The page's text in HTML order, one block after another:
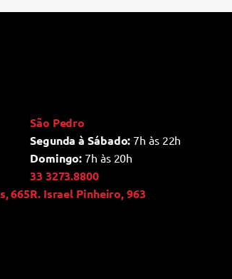
665
São Pedro
Segunda à Sábado: 7h às 22h
Domingo: 7h às 20h
33 3273.8800
R. Israel Pinheiro, 963